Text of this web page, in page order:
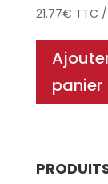
21.77€ TTC /
panier